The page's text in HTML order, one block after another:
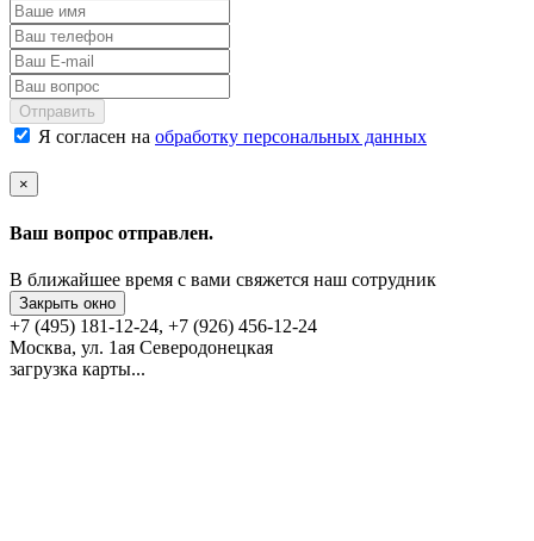
Отправить
Я согласен на обработку персональных данных
×
Ваш вопрос отправлен.
В ближайшее время с вами свяжется наш сотрудник
Закрыть окно
+7 (495) 181-12-24, +7 (926) 456-12-24
Москва, ул. 1ая Северодонецкая
загрузка карты...